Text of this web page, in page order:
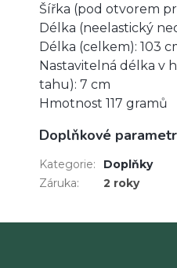
Šířka (pod otvorem
Délka (neelastický
Délka (celkem): 103
Nastavitelná délka v
tahu): 7 cm
Hmotnost 117 gramů
Doplňkové
Kategorie:
Doplňky
Záruka: 2 roky